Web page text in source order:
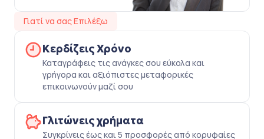
Γιατί να σας Επιλέξω
Κερδίζεις Χρόνο
Καταγράφεις τις ανάγκες σου εύκολα και
γρήγορα και αξιόπιστες μεταφορικές
επικοινωνούν μαζί σου
Γλιτώνεις χρήματα
Συγκρίνεις έως και 5 προσφορές από κορυφαίες